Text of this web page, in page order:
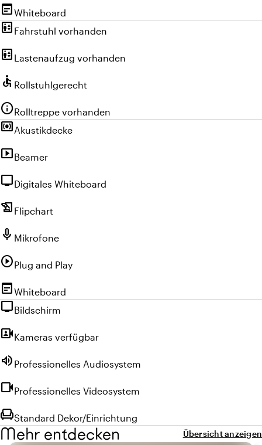
wysiwygWhiteboard
elevator Fahrstuhl vorhanden
elevator Lastenaufzug vorhanden
accessible Rollstuhlgerecht
infoRolltreppe vorhanden
surround_soundAkustikdecke
smart_displayBeamer
tvDigitales Whiteboard
history_edu Flipchart
mic Mikrofone
play_circlePlug and Play
wysiwygWhiteboard
tvBildschirm
video_camera_frontKameras verfügbar
volume_up Professionelles Audiosystem
videocamProfessionelles Videosystem
chairStandard Dekor/Einrichtung
Mehr entdecken Übersicht anzeigen